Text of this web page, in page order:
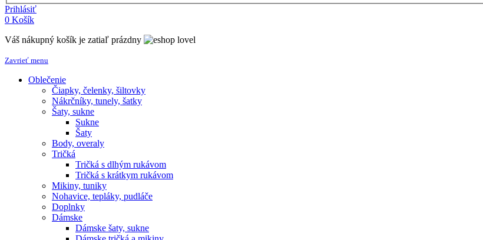
Prihlásiť
0 Košík
Váš nákupný košík je zatiaľ prázdny
Zavrieť menu
Oblečenie
Čiapky, čelenky, šiltovky
Nákrčníky, tunely, šatky
Šaty, sukne
Sukne
Šaty
Body, overaly
Tričká
Tričká s dlhým rukávom
Tričká s krátkym rukávom
Mikiny, tuniky
Nohavice, tepláky, pudláče
Doplnky
Dámske
Dámske šaty, sukne